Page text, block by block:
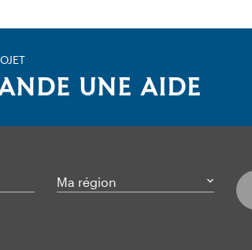
UNE AIDE
Ma région